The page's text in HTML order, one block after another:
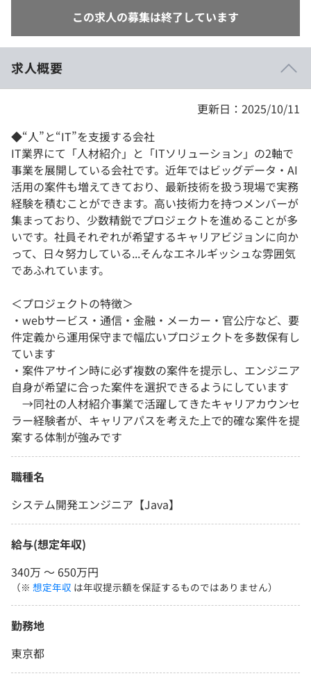
この求人の募集は終了しています
求人概要
更新日：2025/10/11
◆“人”と“IT”を支援する会社
IT業界にて「人材紹介」と「ITソリューション」の2軸で
事業を展開している会社です。近年ではビッグデータ・AI
活用の案件も増えてきており、最新技術を扱う現場で実務
経験を積むことができます。高い技術力を持つメンバーが
集まっており、少数精鋭でプロジェクトを進めることが多
いです。社員それぞれが希望するキャリアビジョンに向か
って、日々努力している...そんなエネルギッシュな雰囲気
であふれています。
＜プロジェクトの特徴＞
・webサービス・通信・金融・メーカー・官公庁など、要
件定義から運用保守まで幅広いプロジェクトを多数保有し
ています
・案件アサイン時に必ず複数の案件を提示し、エンジニア
自身が希望に合った案件を選択できるようにしています
→同社の人材紹介事業で活躍してきたキャリアカウンセ
ラー経験者が、キャリアパスを考えた上で的確な案件を提
案する体制が強みです
職種名
システム開発エンジニア【Java】
給与(想定年収)
340万 〜 650万円
（※ 想定年収 は年収提示額を保証するものではありません）
勤務地
東京都